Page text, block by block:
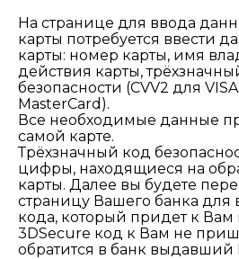
На странице для ввода
карты потребуется ввести
карты: номер карты, имя
действия карты,
безопасности (CVV2 для
MasterCard).
Все необходимые данные
самой карте.
Трёхзначный код
цифры, находящиеся на
карты. Далее вы будете
страницу Вашего банка для
кода, который придет к Вам
3DSecure код к Вам не
обратится в банк выдавший